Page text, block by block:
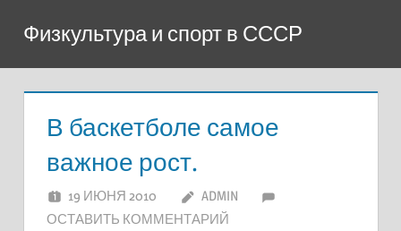
содержимому
Физкультура и спорт в СССР
В баскетболе самое
важное рост.
19 ИЮНЯ 2010
ADMIN
ОСТАВИТЬ КОММЕНТАРИЙ